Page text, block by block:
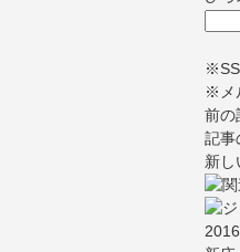
※メ
前の
記事
新し